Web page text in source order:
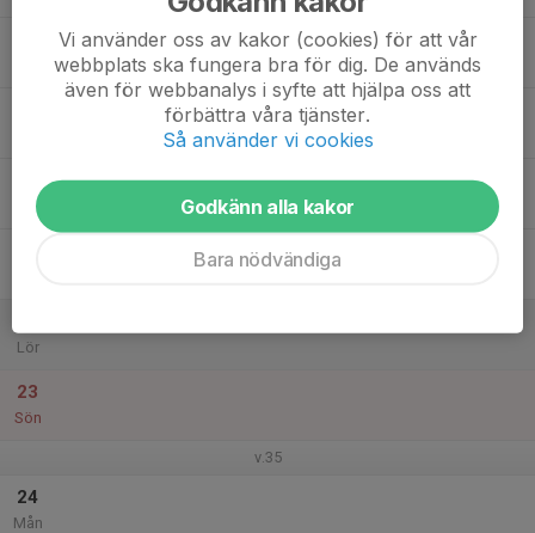
Tor
Lör
23
Sön
v.35
24
Mån
Vi använder oss av kakor (cookies) för att vår
webbplats ska fungera bra för dig. De används
även för webbanalys i syfte att hjälpa oss att
förbättra våra tjänster.
Så använder vi cookies
Godkänn alla kakor
Bara nödvändiga